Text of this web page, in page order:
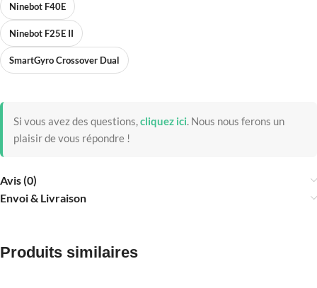
Ninebot F40E
Ninebot F25E II
SmartGyro Crossover Dual
Si vous avez des questions,cliquez ici. Nous nous ferons un
plaisir de vous répondre !
Avis (0)
Envoi & Livraison
Produits similaires